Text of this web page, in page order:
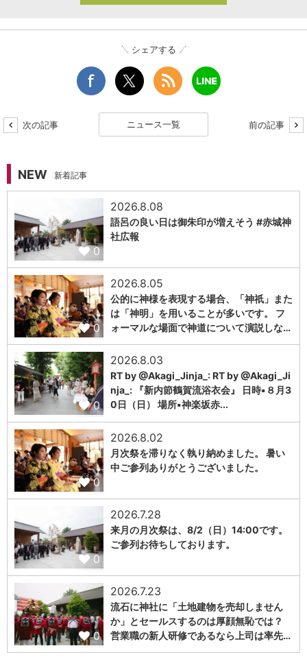
シェアする
次の記事 ニュース一覧 前の記事
NEW 新着記事
0
2026.8.08
語呂の良い日は御朱印が増えそう #赤城神
社広報
0
2026.8.05
公的に神様を表現する場合、「神祇」また
は「神明」を用いることが多いです。 フ
ォーマルな場面で神道について演説しな…
0
2026.8.03
RT by @Akagi_Jinja_: RT by @Akagi_Ji
nja_: 『新内節鶴賀流浴衣会』 日時▪️８月3
0日（日） 場所▪️神楽坂赤...
0
2026.8.02
月次祭を滞りなく執り納めました。 暑い
中ご参列ありがとうございました。
0
2026.7.28
来月の月次祭は、8/2（日）14:00です。
ご参列お待ちしております。
0
2026.7.23
流石に神社に「土地建物を売却しません
か」とセールスするのは厚顔無恥では？
営業職の新人研修であるなら上司は率先…